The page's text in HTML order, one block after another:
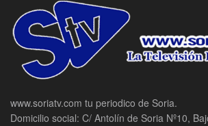
www.soriatv.com tu periodico de Soria.
Domicilio social: C/ Antolín de Soria Nº10,